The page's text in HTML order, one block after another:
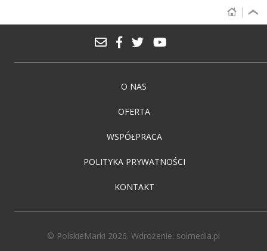
O NAS
OFERTA
WSPÓŁPRACA
POLITYKA PRYWATNOŚCI
KONTAKT
© PolskieMarki 2026. Wdrożenie: solmedia.pl